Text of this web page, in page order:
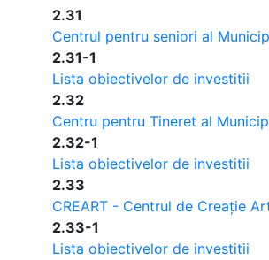
2.31
Centrul pentru seniori al
2.31-1
Lista obiectivelor de investitii
2.32
Centru pentru Tineret al
2.32-1
Lista obiectivelor de investitii
2.33
CREART - Centrul de Creație
2.33-1
Lista obiectivelor de investitii